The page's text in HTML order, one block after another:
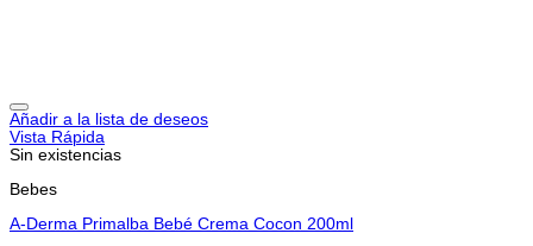
Añadir a la lista de deseos
Vista Rápida
Sin existencias
Bebes
A-Derma Primalba Bebé Crema Cocon 200ml